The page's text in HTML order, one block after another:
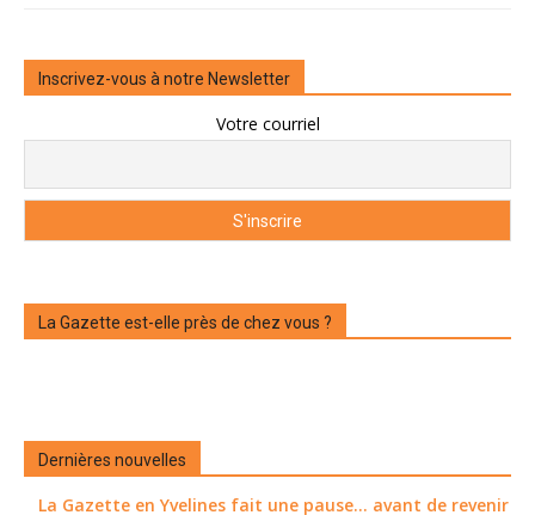
Inscrivez-vous à notre Newsletter
Votre courriel
La Gazette est-elle près de chez vous ?
Dernières nouvelles
La Gazette en Yvelines fait une pause... avant de revenir